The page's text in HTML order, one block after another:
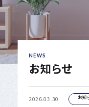
NEWS
お知らせ
お知
2026.03.30